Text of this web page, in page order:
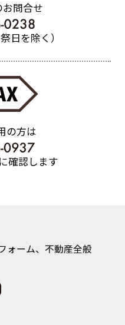
問合せ
日を除く）
の方は
確認します
ォーム、不動産全般